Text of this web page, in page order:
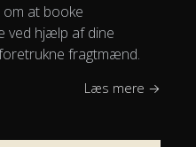
at booke
ved hjælp af dine
fragtmænd.
Læs mere →